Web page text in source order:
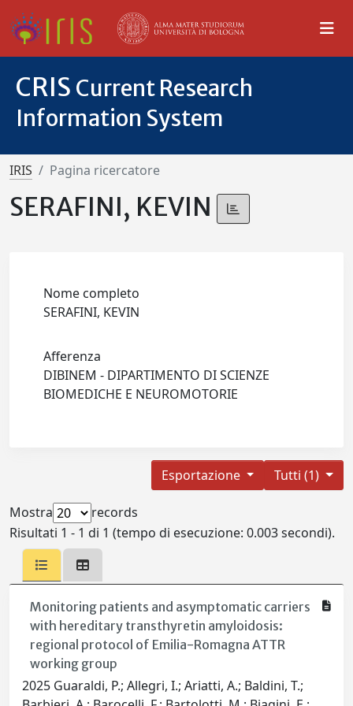
CRIS Current Research
Information System
IRIS Pagina ricercatore
SERAFINI, KEVIN
Nome completo
SERAFINI, KEVIN
Afferenza
DIBINEM - DIPARTIMENTO DI SCIENZE
BIOMEDICHE E NEUROMOTORIE
Tutti (1)
Esportazione
Mostra
records
Risultati 1 - 1 di 1 (tempo di esecuzione: 0.003 secondi).
Monitoring patients and asymptomatic carriers
with hereditary transthyretin amyloidosis:
regional protocol of Emilia-Romagna ATTR
working group
2025 Guaraldi, P.; Allegri, I.; Ariatti, A.; Baldini, T.;